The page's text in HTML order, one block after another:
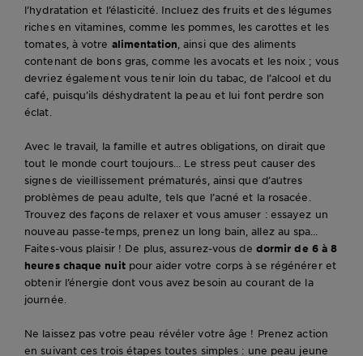
l’hydratation et l’élasticité. Incluez des fruits et des légumes
riches en vitamines, comme les pommes, les carottes et les
tomates, à votre alimentation , ainsi que des aliments
contenant de bons gras, comme les avocats et les noix ; vous
devriez également vous tenir loin du tabac, de l’alcool et du
café, puisqu’ils déshydratent la peau et lui font perdre son
éclat.
Avec le travail, la famille et autres obligations, on dirait que
tout le monde court toujours… Le stress peut causer des
signes de vieillissement prématurés, ainsi que d’autres
problèmes de peau adulte, tels que l’acné et la rosacée.
Trouvez des façons de relaxer et vous amuser : essayez un
nouveau passe-temps, prenez un long bain, allez au spa…
Faites-vous plaisir ! De plus, assurez-vous de dormir de 6 à 8
heures chaque nuitpour aider votre corps à se régénérer et
obtenir l’énergie dont vous avez besoin au courant de la
journée.
Ne laissez pas votre peau révéler votre âge ! Prenez action
en suivant ces trois étapes toutes simples : une peau jeune